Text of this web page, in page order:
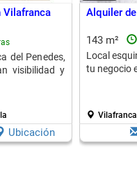
Vilafranca
del Penedes,
visibilidad y
Ubicación
Alquiler
143 m²
Local
tu negocio
Vilafranca